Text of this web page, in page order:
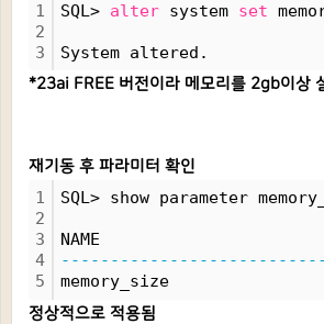
1
2
3
SQL> alter system set
System altered.
*23ai FREE 버전이라 메모리를 2gb이상
재기동 후 파라미터 확인
1
2
3
4
5
SQL> show parameter
NAME
memory_size
정상적으로 적용됨